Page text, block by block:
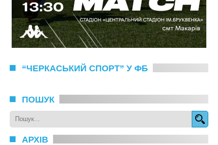
“ЧЕРКАСЬКИЙ СПОРТ” У ФБ
ПОШУК
АРХІВ